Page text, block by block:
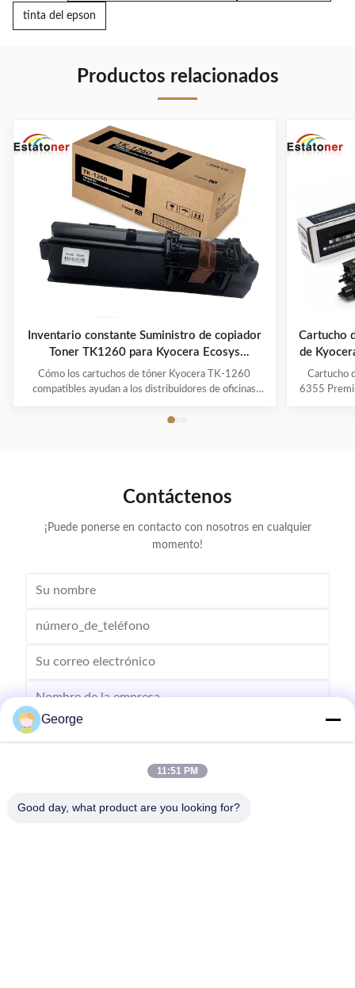
tinta del epson
Productos relacionados
Inventario constante Suministro de copiador
Toner TK1260 para Kyocera Ecosys
PA4000WX Impresión empresarial
Cómo los cartuchos de tóner Kyocera TK-1260
compatibles ayudan a los distribuidores de oficinas
mantienen un suministro estable La creciente
Cartucho
de
Cartucho
6355
Contáctenos
¡Puede ponerse en contacto con nosotros en cualquier
momento!
George
11:51 PM
Good day, what product are you looking for?